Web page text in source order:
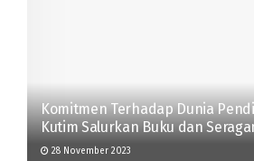
Komitmen Terhadap Dunia
Kutim Salurkan Buku dan
28 November 2023